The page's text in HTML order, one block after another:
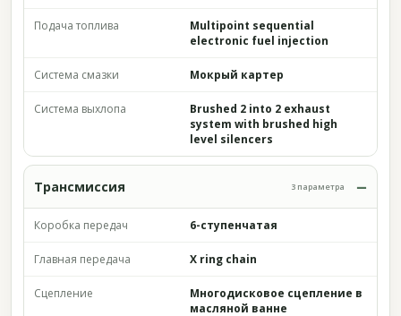
Подача топлива
Multipoint sequential
electronic fuel injection
Система смазки Мокрый картер
Система выхлопа
Brushed 2 into 2 exhaust
system with brushed high
level silencers
Трансмиссия 3 параметра
Коробка передач 6-ступенчатая
Главная передача X ring chain
Сцепление
Многодисковое сцепление в
масляной ванне